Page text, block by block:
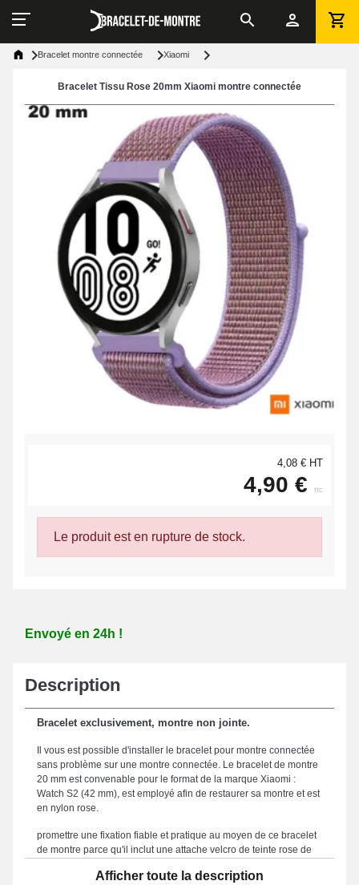
Bracelet montre connectée Xiaomi
Bracelet Tissu Rose 20mm Xiaomi montre connectée
4,08 € HT
4,90 € ttc
Le produit est en rupture de stock.
Envoyé en 24h !
Description
Bracelet exclusivement, montre non jointe.
Il vous est possible d'installer le bracelet pour montre connectée
sans problème sur une montre connectée. Le bracelet de montre
20 mm est convenable pour le format de la marque Xiaomi :
Watch S2 (42 mm), est employé afin de restaurer sa montre et est
en nylon rose.
promettre une fixation fiable et pratique au moyen de ce bracelet
de montre parce qu'il inclut une attache velcro de teinte rose de
vos besoins et un ajustement plaisant, ce bracelet mesure 20
Afficher toute la description